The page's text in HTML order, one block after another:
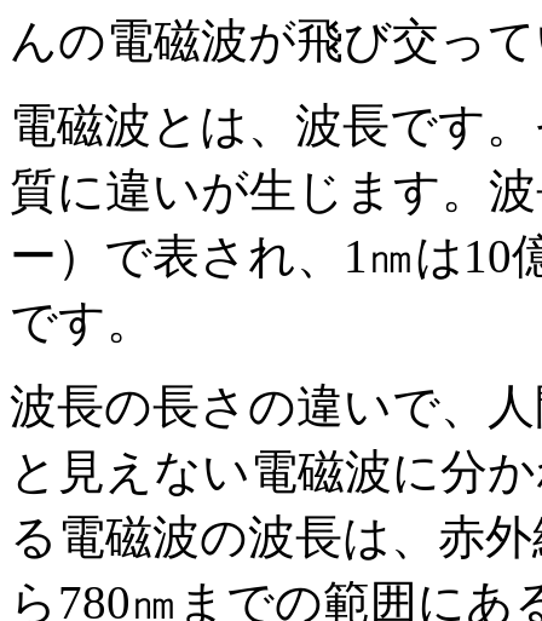
んの電磁波が飛び交っ
電磁波とは、波長です
質に違いが生じます。
ー）で表され、1㎚は10
です。
波長の長さの違いで、
と見えない電磁波に分
る電磁波の波長は、赤
ら780㎚までの範囲に